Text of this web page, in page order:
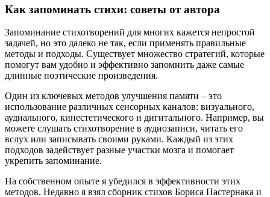
Как запоминать стихи: советы от автора
Запоминание стихотворений для многих кажется непростой
задачей, но это далеко не так, если применять правильные
методы и подходы. Существует множество стратегий, которые
помогут вам удобно и эффективно запомнить даже самые
длинные поэтические произведения.
Один из ключевых методов улучшения памяти – это
использование различных сенсорных каналов: визуального,
аудиального, кинестетического и дигитального. Например, вы
можете слушать стихотворение в аудиозаписи, читать его
вслух или записывать своими руками. Каждый из этих
подходов задействует разные участки мозга и помогает
укрепить запоминание.
На собственном опыте я убедился в эффективности этих
методов. Недавно я взял сборник стихов Бориса Пастернака и